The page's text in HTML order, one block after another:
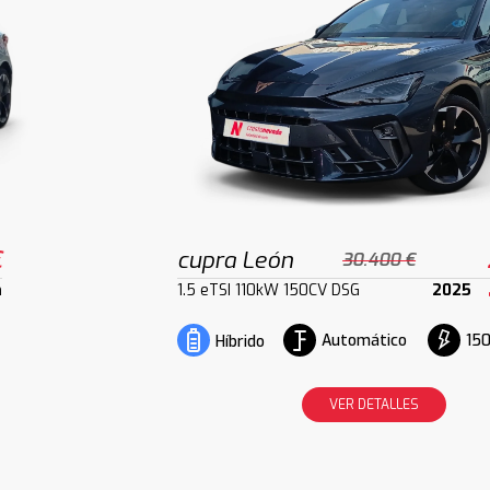
cupra León 30.400 €
1.5 eTSI 110kW 150CV DSG 2025
Híbrido Automático
VER DETALLES